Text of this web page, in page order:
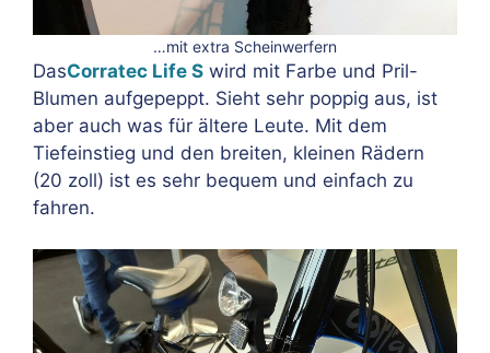
…mit extra Scheinwerfern
DasCorratec Life S wird mit Farbe und Pril-
Blumen aufgepeppt. Sieht sehr poppig aus, ist
aber auch was für ältere Leute. Mit dem
Tiefeinstieg und den breiten, kleinen Rädern
(20 zoll) ist es sehr bequem und einfach zu
fahren.